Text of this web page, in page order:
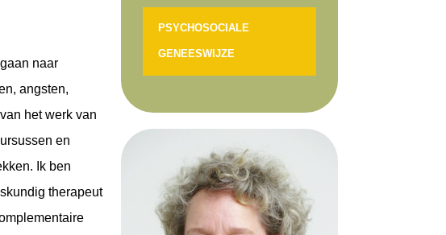
naar
angsten,
het werk van
en
Ik ben
therapeut
PSYCHOSOCIALE
GENEESWIJZE